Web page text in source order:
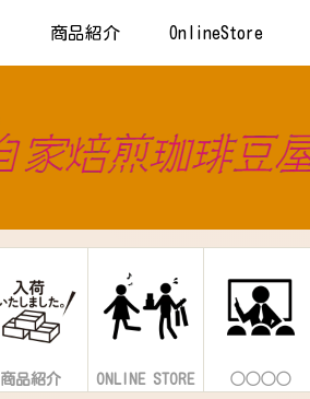
商品紹介 OnlineStore
商品紹介 ONLINE STORE ◯◯◯◯